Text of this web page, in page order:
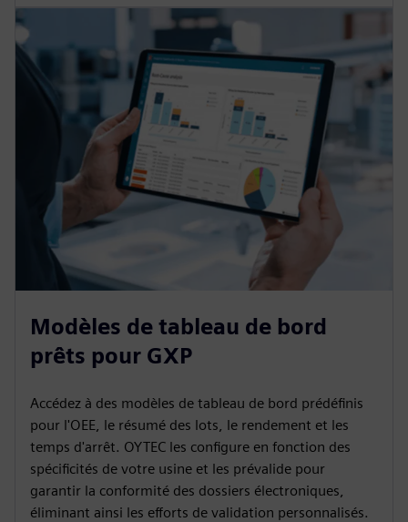
Modèles de tableau de bord
prêts pour GXP
Accédez à des modèles de tableau de bord prédéfinis
pour l'OEE, le résumé des lots, le rendement et les
temps d'arrêt. OYTEC les configure en fonction des
spécificités de votre usine et les prévalide pour
garantir la conformité des dossiers électroniques,
éliminant ainsi les efforts de validation personnalisés.